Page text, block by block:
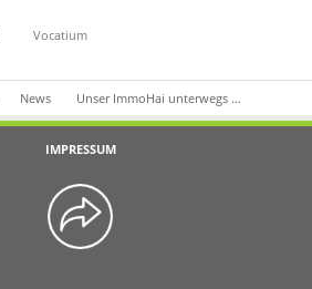
Vocatium
News Unser ImmoHai unterwegs …
IMPRESSUM